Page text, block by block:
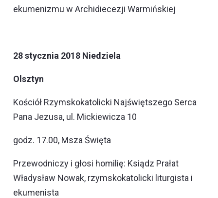
ekumenizmu w Archidiecezji Warmińskiej
28 stycznia 2018 Niedziela
Olsztyn
Kościół Rzymskokatolicki Najświętszego Serca
Pana Jezusa, ul. Mickiewicza 10
godz. 17.00, Msza Święta
Przewodniczy i głosi homilię: Ksiądz Prałat
Władysław Nowak, rzymskokatolicki liturgista i
ekumenista